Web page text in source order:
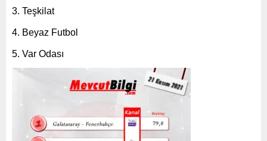
Teşkilat
Beyaz Futbol
Var Odası